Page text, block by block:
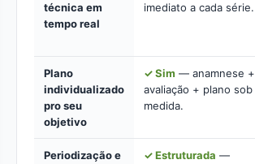
técnica em
tempo real
imediato a cada série.
Plano
individualizado
pro seu
objetivo
✓ Sim — anamnese +
avaliação + plano sob
medida.
Periodização e
✓ Estruturada —